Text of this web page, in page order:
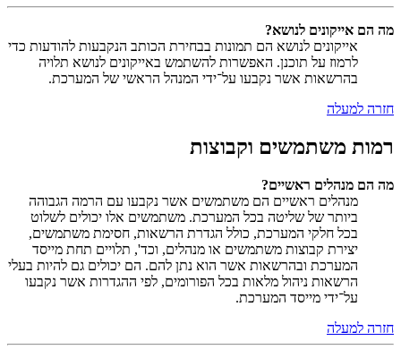
מה הם אייקונים לנושא?
אייקונים לנושא הם תמונות בבחירת הכותב הנקבעות להודעות כדי
לרמוז על תוכנן. האפשרות להשתמש באייקונים לנושא תלויה
בהרשאות אשר נקבעו על־ידי המנהל הראשי של המערכת.
חזרה למעלה
רמות משתמשים וקבוצות
מה הם מנהלים ראשיים?
מנהלים ראשיים הם משתמשים אשר נקבעו עם הרמה הגבוהה
ביותר של שליטה בכל המערכת. משתמשים אלו יכולים לשלוט
בכל חלקי המערכת, כולל הגדרת הרשאות, חסימת משתמשים,
יצירת קבוצות משתמשים או מנהלים, וכד', תלויים תחת מייסד
המערכת ובהרשאות אשר הוא נתן להם. הם יכולים גם להיות בעלי
הרשאות ניהול מלאות בכל הפורומים, לפי ההגדרות אשר נקבעו
על־ידי מייסד המערכת.
חזרה למעלה